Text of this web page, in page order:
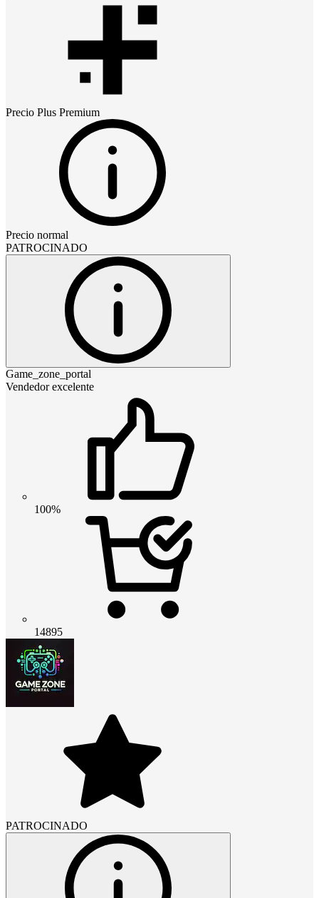
Precio Plus Premium
Precio normal
PATROCINADO
Game_zone_portal
Vendedor excelente
100%
14895
PATROCINADO